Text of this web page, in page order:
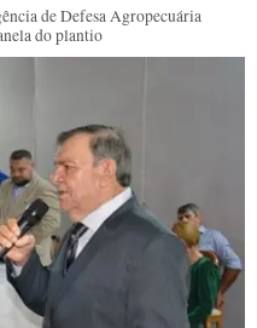
de Defesa Agropecuária
do plantio